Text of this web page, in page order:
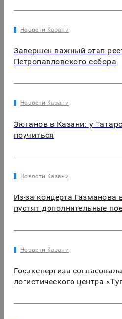
Новости Казани
Завершен важный этап
Петропавловского собора
Новости Казани
Зюганов в Казани: у
поучиться
Новости Казани
Из-за концерта Газманова
пустят дополнительные
Новости Казани
Госэкспертиза
логистического центра